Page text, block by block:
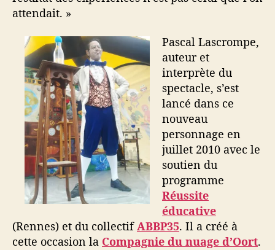
attendait. »
Pascal Lascrompe,
auteur et
interprète du
spectacle, s’est
lancé dans ce
nouveau
personnage en
juillet 2010 avec le
soutien du
programme
Réussite
éducative
(Rennes) et du collectifABBP35. Il a créé à
cette occasion la Compagnie du nuage d’Oort.